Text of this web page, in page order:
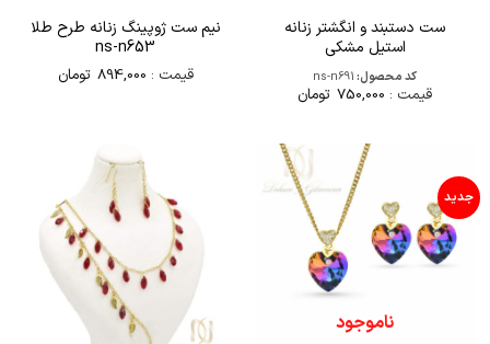
ست دستبند و انگشتر زنانه
استیل مشکی
کد محصول:ns-n691
قیمت : 750,000 تومان
نیم ست ژوپینگ زنانه طرح طلا
ns-n653
قیمت : 894,000 تومان
جدید
ناموجود